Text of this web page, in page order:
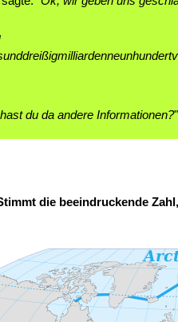
du da andere Informationen?"
die beeindruckende